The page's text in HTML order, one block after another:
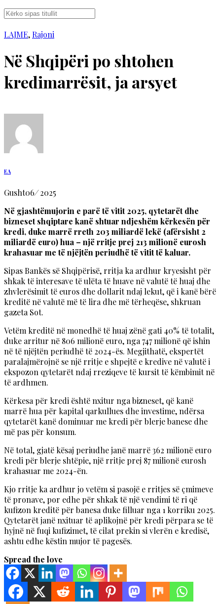
LAJME, Rajoni
Në Shqipëri po shtohen
kredimarrësit, ja arsyet
EA
Gusht06/2025
Në gjashtëmujorin e parë të vitit 2025, qytetarët dhe
bizneset shqiptare kanë shtuar ndjeshëm kërkesën për
kredi, duke marrë rreth 203 miliardë lekë (afërsisht 2
miliardë euro) hua – një rritje prej 213 milionë eurosh
krahasuar me të njëjtën periudhë të vitit të kaluar.
Sipas Bankës së Shqipërisë, rritja ka ardhur kryesisht për
shkak të interesave të ulëta të huave në valutë të huaj dhe
zhvlerësimit të euros dhe dollarit ndaj lekut, që i kanë bërë
kreditë në valutë më të lira dhe më tërheqëse, shkruan
gazeta Sot.
Vetëm kreditë në monedhë të huaj zënë gati 40% të totalit,
duke arritur në 806 milionë euro, nga 747 milionë që ishin
në të njëjtën periudhë të 2024-ës. Megjithatë, ekspertët
paralajmërojnë se një rritje e shpejtë e kredive në valutë i
ekspozon qytetarët ndaj rreziqeve të kursit të këmbimit në
të ardhmen.
Kërkesa për kredi është nxitur nga bizneset, që kanë
marrë hua për kapital qarkullues dhe investime, ndërsa
qytetarët kanë dominuar me kredi për blerje banese dhe
më pas për konsum.
Në total, gjatë kësaj periudhe janë marrë 362 milionë euro
kredi për blerje shtëpie, një rritje prej 87 milionë eurosh
krahasuar me 2024-ën.
Kjo rritje ka ardhur jo vetëm si pasojë e rritjes së çmimeve
të pronave, por edhe për shkak të një vendimi të ri që
kufizon kreditë për banesa duke filluar nga 1 korriku 2025.
Qytetarët janë nxituar të aplikojnë për kredi përpara se të
hyjnë në fuqi kufizimet, të cilat prekin si vlerën e kredisë,
ashtu edhe këstin mujor të pagesës.
Spread the love